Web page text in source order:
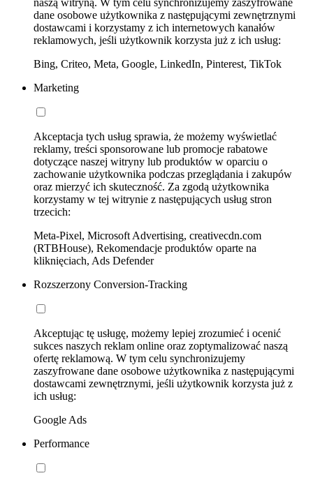
naszą witryną. W tym celu synchronizujemy zaszyfrowane
dane osobowe użytkownika z następującymi zewnętrznymi
dostawcami i korzystamy z ich internetowych kanałów
reklamowych, jeśli użytkownik korzysta już z ich usług:
Bing, Criteo, Meta, Google, LinkedIn, Pinterest, TikTok
Marketing
Akceptacja tych usług sprawia, że możemy wyświetlać
reklamy, treści sponsorowane lub promocje rabatowe
dotyczące naszej witryny lub produktów w oparciu o
zachowanie użytkownika podczas przeglądania i zakupów
oraz mierzyć ich skuteczność. Za zgodą użytkownika
korzystamy w tej witrynie z następujących usług stron
trzecich:
Meta-Pixel, Microsoft Advertising, creativecdn.com
(RTBHouse), Rekomendacje produktów oparte na
kliknięciach, Ads Defender
Rozszerzony Conversion-Tracking
Akceptując tę usługę, możemy lepiej zrozumieć i ocenić
sukces naszych reklam online oraz zoptymalizować naszą
ofertę reklamową. W tym celu synchronizujemy
zaszyfrowane dane osobowe użytkownika z następującymi
dostawcami zewnętrznymi, jeśli użytkownik korzysta już z
ich usług:
Google Ads
Performance